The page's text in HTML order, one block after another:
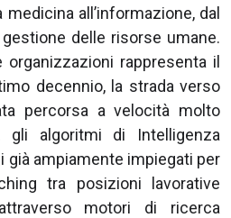
all’informazione, dal
delle risorse umane.
rappresenta il
decennio, la strada verso
percorsa a velocità molto
gli algoritmi di Intelligenza
già ampiamente impiegati per
tra posizioni lavorative
motori di ricerca